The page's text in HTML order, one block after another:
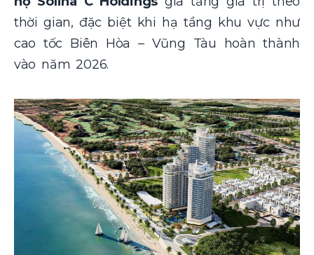
thời gian, đặc biệt khi hạ tầng khu vực như
cao tốc Biên Hòa – Vũng Tàu hoàn thành
vào năm 2026.